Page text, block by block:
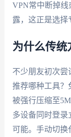
VPN常中断掉
露，这正是选择
为什么传统
不少朋友初次尝
推荐哪种工具？
被强行压缩至
多设备同时登录
可能。手动切换